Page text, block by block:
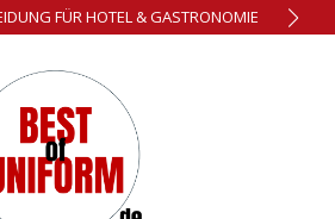
FÜR HOTEL & GASTRONOMIE